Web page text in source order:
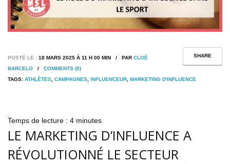
SHARE
POSTÉ LE : 18 MARS 2025 À 11 H 00 MIN / PAR CLOÉ
BARCELO / COMMENTS (0)
TAGS: ATHLÈTES, CAMPAGNES, INFLUENCEUR, MARKETING D'INFLUENCE
Temps de lecture : 4 minutes
LE MARKETING D’INFLUENCE A
RÉVOLUTIONNÉ LE SECTEUR